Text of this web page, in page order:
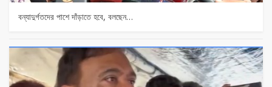
বন্যাদুর্গতদের পাশে দাঁড়াতে হবে, বলছেন…